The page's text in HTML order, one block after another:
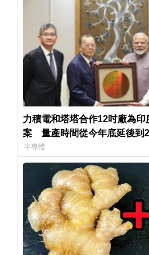
力積電和塔塔合作12吋廠為
案 量產時間從今年底延後到
半導體